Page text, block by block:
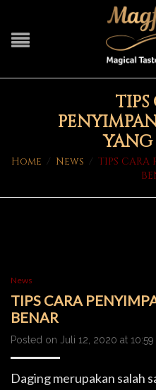
YANG
Home / News / TIPS CARA
News
TIPS CARA
BENAR
Posted on Juli 12, 2020 at
Daging merupakan salah